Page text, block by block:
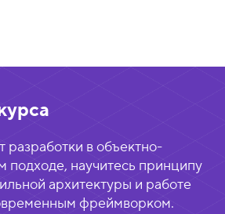
разработки в объектно-
подходе, научитесь принципу
архитектуры и работе
фреймворком.